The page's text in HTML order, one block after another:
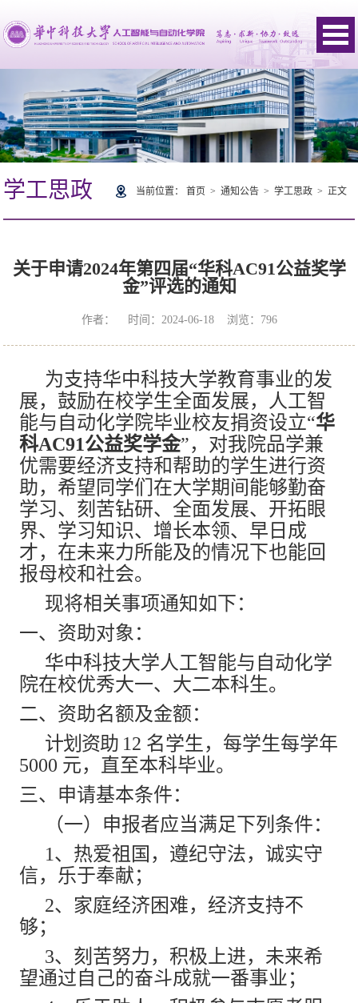
学工思政 当前位置： 首页> 通知公告> 学工思政> 正文
关于申请2024年第四届“华科AC91公益奖学
金”评选的通知
作者： 时间：2024-06-18 浏览： 796
为支持华中科技大学教育事业的发
展，鼓励在校学生全面发展，人工智
能与自动化学院毕业校友捐资设立“华
科AC91公益奖学金”，对我院品学兼
优需要经济支持和帮助的学生进行资
助，希望同学们在大学期间能够勤奋
学习、刻苦钻研、全面发展、开拓眼
界、学习知识、增长本领、早日成
才，在未来力所能及的情况下也能回
报母校和社会。
现将相关事项通知如下：
一、资助对象：
华中科技大学人工智能与自动化学
院在校优秀大一、大二本科生。
二、资助名额及金额：
计划资助 12 名学生，每学生每学年
5000 元，直至本科毕业。
三、申请基本条件：
（一）申报者应当满足下列条件：
1、热爱祖国，遵纪守法，诚实守
信，乐于奉献；
2、家庭经济困难，经济支持不
够；
3、刻苦努力，积极上进，未来希
望通过自己的奋斗成就一番事业；